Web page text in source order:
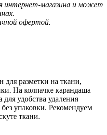
интернет-магазина и может
офертой.
для разметки на ткани,
На колпачке карандаша
удобства удаления
упаковки. Рекомендуем
ткани.